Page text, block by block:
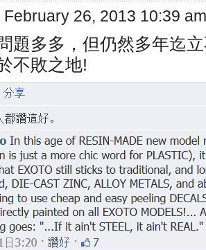
February 26, 2013 10:39 am
題多多，但仍然多年迄
不敗之地!